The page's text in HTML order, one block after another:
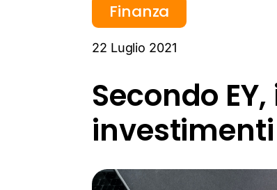
Finanza
22 Luglio 2021
Secondo